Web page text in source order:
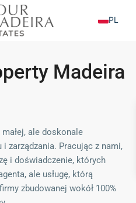
Madeira
ale doskonale
zarządzania. Pracując z nami,
i doświadczenie, których
ale usługę, którą
zbudowanej wokół 100%
PL